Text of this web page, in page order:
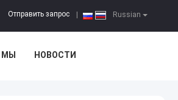
Russian
Отправить запрос
МЫ НОВОСТИ